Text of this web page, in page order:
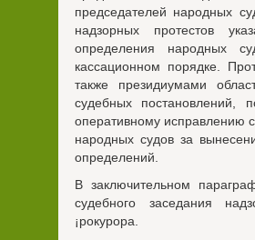
председателей народных
надзорных протестов
определения народных
кассационном порядке.
также президиумами
судебных постановлений,
оперативному исправлению
народных судов за
определений.
В заключительном
судебного заседания
¡рокурора.